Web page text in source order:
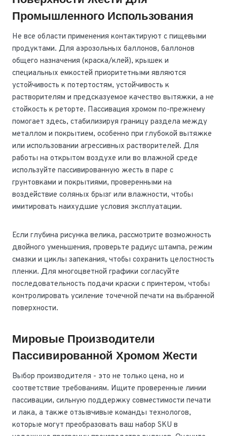
Промышленного Использования
Не все области применения контактируют с пищевыми
продуктами. Для аэрозольных баллонов, баллонов
общего назначения (краска/клей), крышек и
специальных емкостей приоритетными являются
устойчивость к потертостям, устойчивость к
растворителям и предсказуемое качество вытяжки, а не
стойкость к реторте. Пассивация хромом по-прежнему
помогает здесь, стабилизируя границу раздела между
металлом и покрытием, особенно при глубокой вытяжке
или использовании агрессивных растворителей. Для
работы на открытом воздухе или во влажной среде
используйте пассивированную жесть в паре с
грунтовками и покрытиями, проверенными на
воздействие соляных брызг или влажности, чтобы
имитировать наихудшие условия эксплуатации.
Если глубина рисунка велика, рассмотрите возможность
двойного уменьшения, проверьте радиус штампа, режим
смазки и циклы запекания, чтобы сохранить целостность
пленки. Для многоцветной графики согласуйте
последовательность подачи краски с принтером, чтобы
контролировать усиление точечной печати на выбранной
поверхности.
Мировые Производители
Пассивированной Хромом Жести
Выбор производителя - это не только цена, но и
соответствие требованиям. Ищите проверенные линии
пассивации, сильную поддержку совместимости печати
и лака, а также отзывчивые команды технологов,
которые могут преобразовать ваш набор SKU в